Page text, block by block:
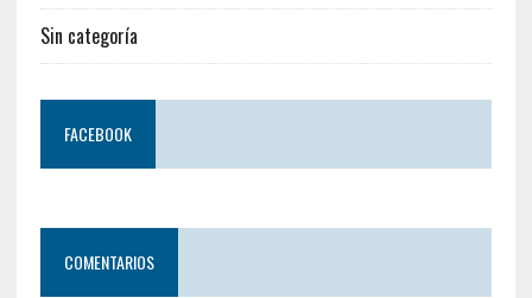
Sin categoría
FACEBOOK
COMENTARIOS